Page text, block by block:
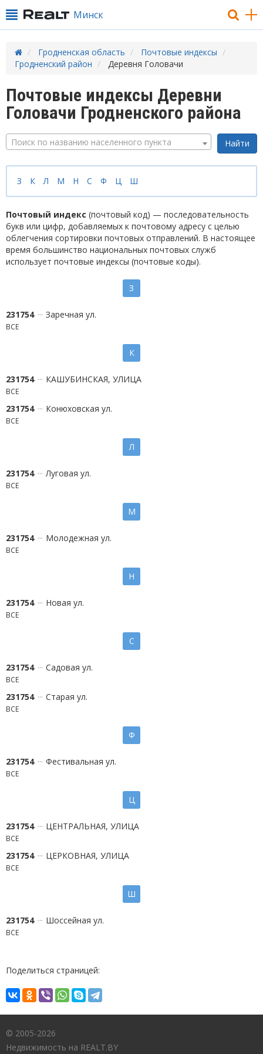
Минск
Гродненская область
Почтовые индексы
Гродненский район
Деревня Головачи
Почтовые индексы Деревни
Головачи Гродненского района
Поиск по названию населенного пункта
З К Л М Н С Ф Ц Ш
Почтовый индекс (почтовый код) — последовательность
букв или цифр, добавляемых к почтовому адресу с целью
облегчения сортировки почтовых отправлений. В настоящее
время большинство национальных почтовых служб
использует почтовые индексы (почтовые коды).
З
231754 Заречная ул.
ВСЕ
К
231754 КАШУБИНСКАЯ, УЛИЦА
ВСЕ
231754 Конюховская ул.
ВСЕ
Л
231754 Луговая ул.
ВСЕ
М
231754 Молодежная ул.
ВСЕ
Н
231754 Новая ул.
ВСЕ
С
231754 Садовая ул.
ВСЕ
231754 Старая ул.
ВСЕ
Ф
231754 Фестивальная ул.
ВСЕ
Ц
231754 ЦЕНТРАЛЬНАЯ, УЛИЦА
ВСЕ
231754 ЦЕРКОВНАЯ, УЛИЦА
ВСЕ
Ш
231754 Шоссейная ул.
ВСЕ
Поделиться страницей:
© 2005-2026
Недвижимость на REALT.BY